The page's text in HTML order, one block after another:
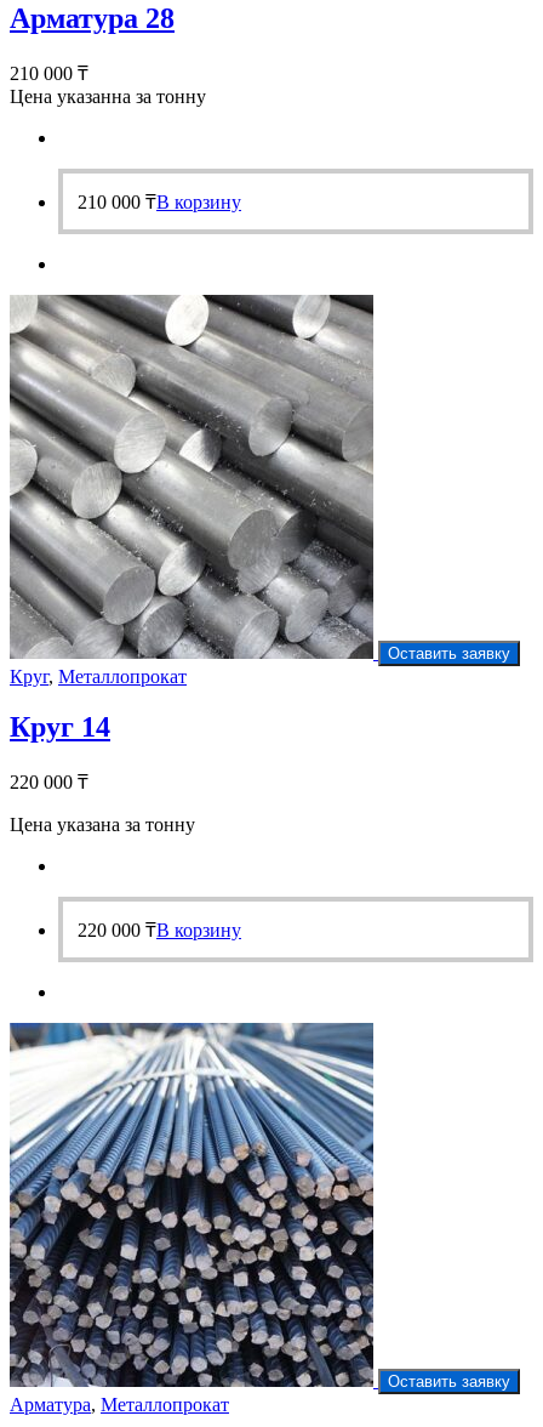
Арматура 28
210 000 ₸
Цена указанна за тонну
210 000 ₸В корзину
Оставить заявку
Круг, Металлопрокат
Круг 14
220 000 ₸
Цена указана за тонну
220 000 ₸В корзину
Оставить заявку
Арматура, Металлопрокат